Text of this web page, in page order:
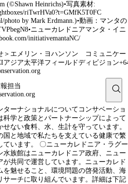
(©Shawn Heinrichs)•写真素材:
riTwrHVa0?t=GMfK5T0FC
photo by Mark Erdmann.)•動画：マンタの
ニューカレドニアマンタ・イニ
initiativemantaNC/
＞エメリン・ヨハンソン コミュニケー
アジア太平洋フィールドディビジョン
担当
ターナショナルについてコンサベーショ
科学と政策とパートナーシップによって
ない食料、水、生計を守っています。
国と地域で私たちを支えている健康で繁
ています。 〇ニューカレドニア・ラグー
水族館はニューカレドニア政府、ニュー
が共同で運営しています。ニューカレド
を魅せること、環境問題の啓発活動、海
サーチに取り組んでいます。詳細は下記